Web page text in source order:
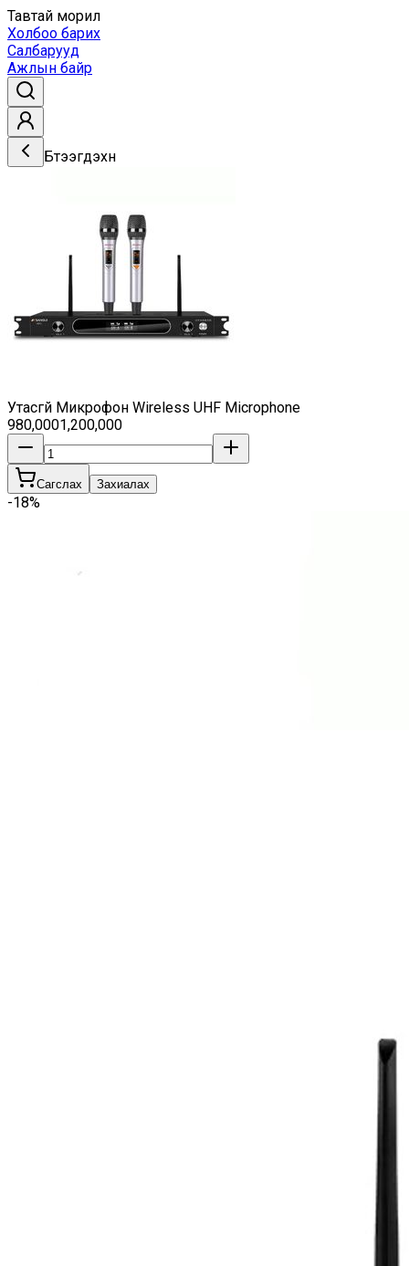
Тавтай морил
Холбоо барих
Салбарууд
Ажлын байр
Бүтээгдэхүүн
Утасгүй Микрофон Wireless UHF Microphone
980,0001,200,000
Сагслах Захиалах
-18%